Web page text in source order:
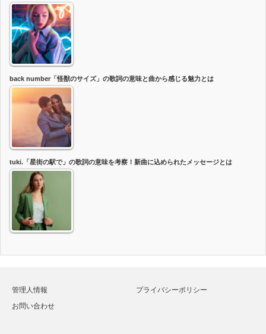
back number「怪獣のサイズ」の歌詞の意味と曲から感じる魅力とは
tuki.「星街の駅で」の歌詞の意味を考察！新曲に込められたメッセージとは
管理人情報
プライバシーポリシー
お問い合わせ